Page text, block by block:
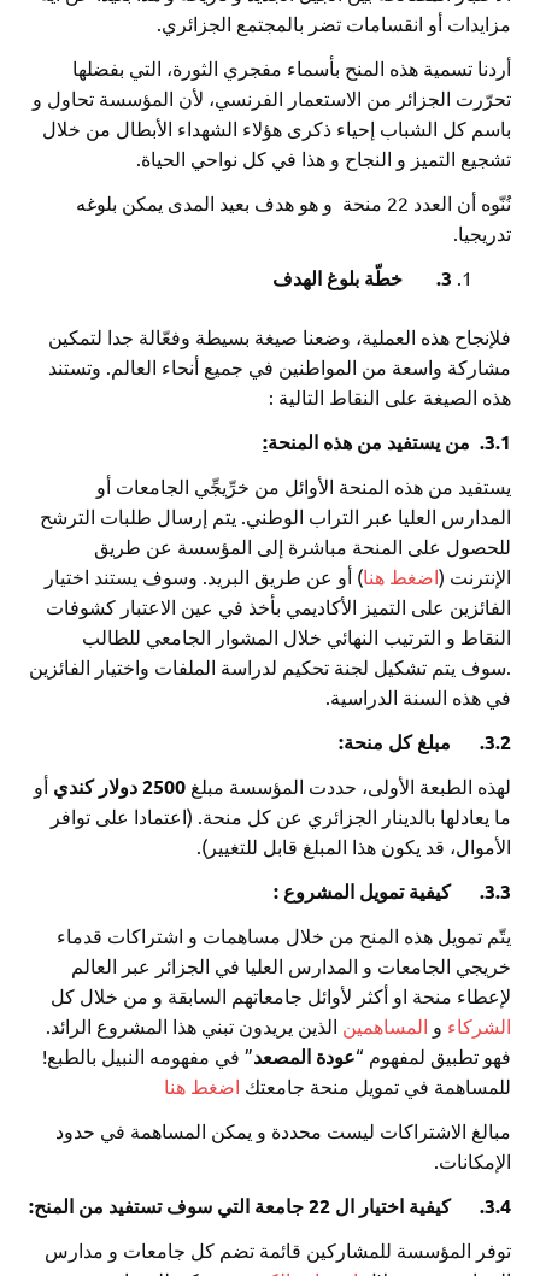
مزايدات أو انقسامات تضر بالمجتمع الجزائري.
أردنا تسمية هذه المنح بأسماء مفجري الثورة، التي بفضلها
تحرّرت الجزائر من الاستعمار الفرنسي، لأن المؤسسة تحاول و
باسم كل الشباب إحياء ذكرى هؤلاء الشهداء الأبطال من خلال
تشجيع التميز و النجاح و هذا في كل نواحي الحياة.
نُنّوه أن العدد 22 منحة و هو هدف بعيد المدى يمكن بلوغه
تدريجيا.
3. خطّة بلوغ الهدف
فلإنجاح هذه العملية، وضعنا صيغة بسيطة وفعّالة جدا لتمكين
مشاركة واسعة من المواطنين في جميع أنحاء العالم. وتستند
هذه الصيغة على النقاط التالية :
3.1. من يستفيد من هذه المنحة:
يستفيد من هذه المنحة الأوائل من خرِّيجِّي الجامعات أو
المدارس العليا عبر التراب الوطني. يتم إرسال طلبات الترشح
للحصول على المنحة مباشرة إلى المؤسسة عن طريق
الإنترنت (اضغط هنا) أو عن طريق البريد. وسوف يستند اختيار
الفائزين على التميز الأكاديمي بأخذ في عين الاعتبار كشوفات
النقاط و الترتيب النهائي خلال المشوار الجامعي للطالب
.سوف يتم تشكيل لجنة تحكيم لدراسة الملفات واختيار الفائزين
في هذه السنة الدراسية.
3.2. مبلغ كل منحة:
لهذه الطبعة الأولى، حددت المؤسسة مبلغ 2500 دولار كندي أو
ما يعادلها بالدينار الجزائري عن كل منحة. (اعتمادا على توافر
الأموال، قد يكون هذا المبلغ قابل للتغيير).
3.3. كيفية تمويل المشروع :
يتّم تمويل هذه المنح من خلال مساهمات و اشتراكات قدماء
خريجي الجامعات و المدارس العليا في الجزائر عبر العالم
لإعطاء منحة او أكثر لأوائل جامعاتهم السابقة و من خلال كل
الشركاء و المساهمين الذين يريدون تبني هذا المشروع الرائد.
فهو تطبيق لمفهوم “عودة المصعد” في مفهومه النبيل بالطبع!
للمساهمة في تمويل منحة جامعتك اضغط هنا
مبالغ الاشتراكات ليست محددة و يمكن المساهمة في حدود
الإمكانات.
3.4. كيفية اختيار ال 22 جامعة التي سوف تستفيد من المنح:
توفر المؤسسة للمشاركين قائمة تضم كل جامعات و مدارس